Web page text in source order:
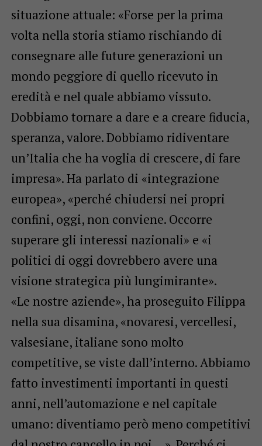
situazione attuale: «Forse per la prima
volta nella storia stiamo rischiando di
consegnare alle future generazioni un
mondo peggiore di quello ricevuto in
eredità e nel quale abbiamo vissuto.
Dobbiamo tornare a dare e a creare fiducia,
speranza, valore. Dobbiamo ridiventare
un’Italia che ha voglia di crescere, di fare
impresa». Ha parlato di «integrazione
europea», «perché chiudersi nei propri
confini, oggi, non conviene. Occorre
superare gli interessi nazionali» e «i
politici di oggi dovrebbero avere una
visione strategica più lungimirante».
«Le nostre aziende», ha proseguito Filippa
nella sua disamina, «novaresi, vercellesi,
valsesiane, italiane sono molto
competitive, se viste dall’interno. Abbiamo
fatto investimenti importanti in questi
anni, nell’automazione e nel capitale
umano: diventiamo però meno competitivi